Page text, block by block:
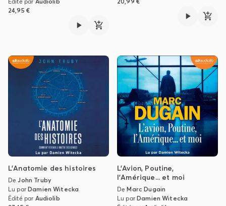
24,95 €
L'Anatomie des histoires
DeJohn Truby
Lu parDamien Witecka
Édité par Audiolib
L'Avion, Poutine,
l'Amérique... et moi
DeMarc Dugain
Lu parDamien Witecka